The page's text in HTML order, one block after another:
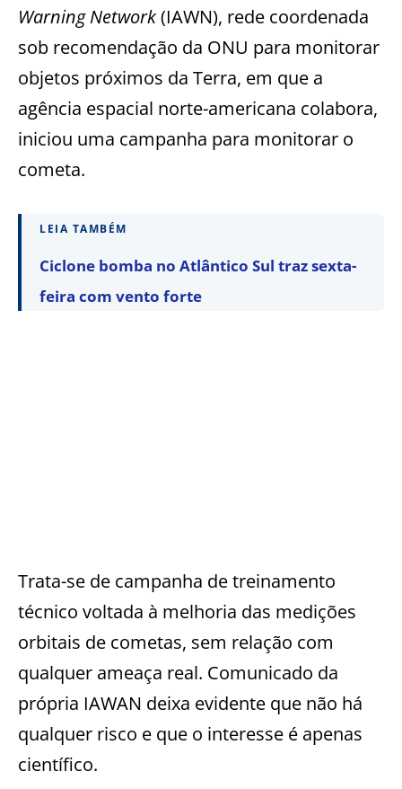
Warning Network(IAWN), rede coordenada
sob recomendação da ONU para monitorar
objetos próximos da Terra, em que a
agência espacial norte-americana colabora,
iniciou uma campanha para monitorar o
cometa.
LEIA TAMBÉM
Ciclone bomba no Atlântico Sul traz sexta-
feira com vento forte
Trata-se de campanha de treinamento
técnico voltada à melhoria das medições
orbitais de cometas, sem relação com
qualquer ameaça real. Comunicado da
própria IAWAN deixa evidente que não há
qualquer risco e que o interesse é apenas
científico.